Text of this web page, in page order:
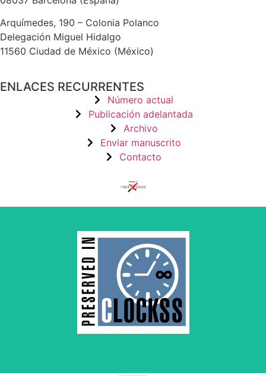
Arquímedes, 190 – Colonia Polanco
Delegación Miguel Hidalgo
11560 Ciudad de México (México)
ENLACES RECURRENTES
Número actual
Publicación adelantada
Archivo
Enviar manuscrito
Contacto
CLOCKSS is a dak archive that ensures the long-term
survival of web-based scholary publications, governed
by and for its stakeholders.